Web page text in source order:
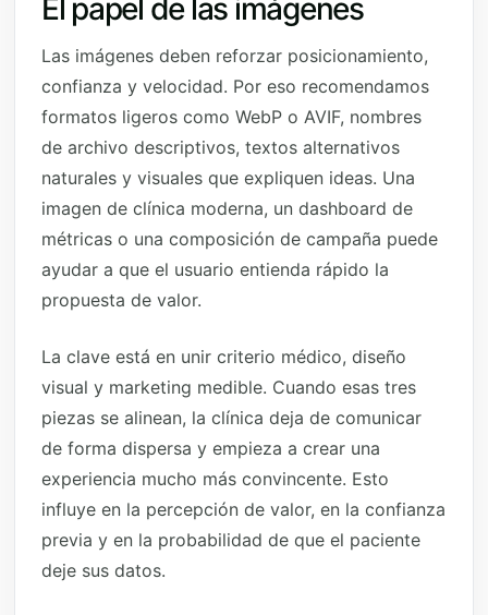
El papel de las imágenes
Las imágenes deben reforzar posicionamiento,
confianza y velocidad. Por eso recomendamos
formatos ligeros como WebP o AVIF, nombres
de archivo descriptivos, textos alternativos
naturales y visuales que expliquen ideas. Una
imagen de clínica moderna, un dashboard de
métricas o una composición de campaña puede
ayudar a que el usuario entienda rápido la
propuesta de valor.
La clave está en unir criterio médico, diseño
visual y marketing medible. Cuando esas tres
piezas se alinean, la clínica deja de comunicar
de forma dispersa y empieza a crear una
experiencia mucho más convincente. Esto
influye en la percepción de valor, en la confianza
previa y en la probabilidad de que el paciente
deje sus datos.